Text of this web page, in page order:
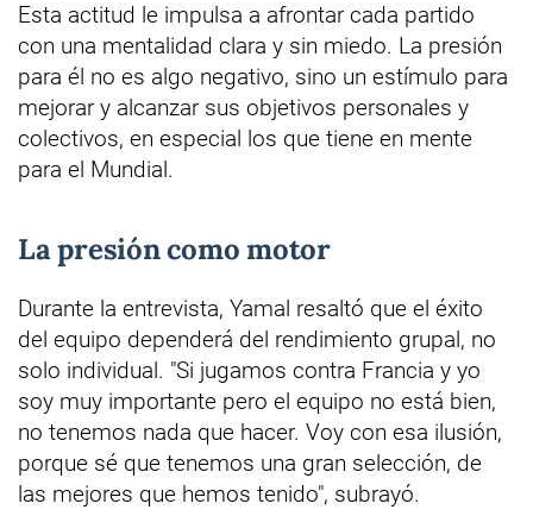
Esta actitud le impulsa a afrontar cada partido
con una mentalidad clara y sin miedo. La presión
para él no es algo negativo, sino un estímulo para
mejorar y alcanzar sus objetivos personales y
colectivos, en especial los que tiene en mente
para el Mundial.
La presión como motor
Durante la entrevista, Yamal resaltó que el éxito
del equipo dependerá del rendimiento grupal, no
solo individual. "Si jugamos contra Francia y yo
soy muy importante pero el equipo no está bien,
no tenemos nada que hacer. Voy con esa ilusión,
porque sé que tenemos una gran selección, de
las mejores que hemos tenido", subrayó.